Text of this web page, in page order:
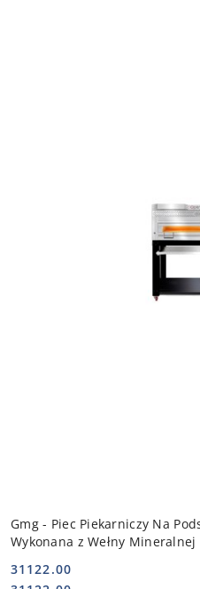
Gmg - Piec Piekarniczy Na
Wykonana z Wełny Mineralnej
31122.00